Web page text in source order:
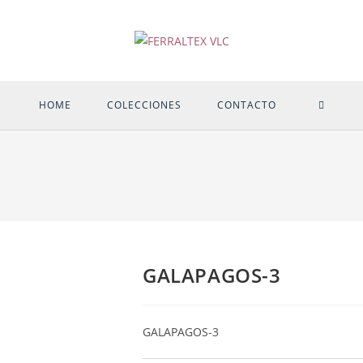
HOME COLECCIONES CONTACTO
GALAPAGOS-3
GALAPAGOS-3